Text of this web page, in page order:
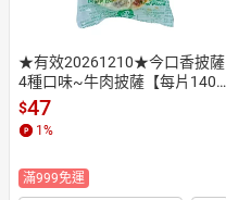
★有效20261210★今口香披薩
4種口味~牛肉披薩【每片140
克】 《大欣亨》B222007
$47
1%
滿999免運